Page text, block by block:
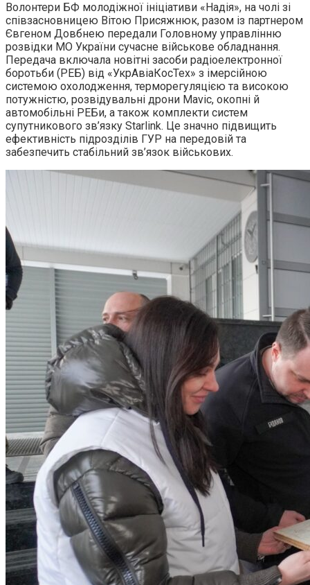
Волонтери БФ молодіжної ініціативи «Надія», на чолі зі
співзасновницею Вітою Присяжнюк, разом із партнером
Євгеном Довбнею передали Головному управлінню
розвідки МО України сучасне військове обладнання.
Передача включала новітні засоби радіоелектронної
боротьби (РЕБ) від «УкрАвіаКосТех» з імерсійною
системою охолодження, терморегуляцією та високою
потужністю, розвідувальні дрони Mavic, окопні й
автомобільні РЕБи, а також комплекти систем
супутникового зв’язку Starlink. Це значно підвищить
ефективність підрозділів ГУР на передовій та
забезпечить стабільний зв’язок військових.